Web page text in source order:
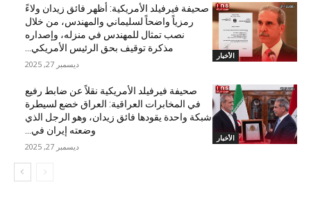
الأخبار
صحيفة فيرفيلد الأمريكية: أظهر فائق زيدان ولاءً
رمزياً واضحاً لسليماني والمهندس، من خلال
نصب تمثال للمهندس في منزله، وإصداره
مذكرة توقيف بحق الرئيس الأمريكي...
ديسمبر 27, 2025
الأخبار
صحيفة فيرفيلد الأمريكية نقلاً عن ضابط رفيع
في المخابرات العراقية: العراق خضع لسيطرة
شبكة واحدة يقودها فائق زيدان، وهو الرجل الذي
وضعته إيران في...
ديسمبر 27, 2025